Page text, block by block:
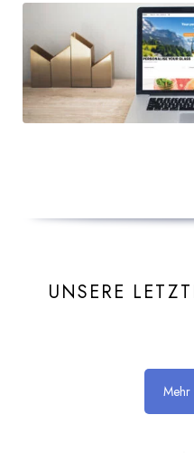
UNSERE
Mehr